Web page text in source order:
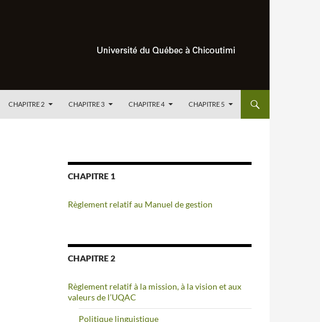
CHAPITRE 2 CHAPITRE 3 CHAPITRE 4 CHAPITRE 5
CHAPITRE 1
Règlement relatif au Manuel de gestion
CHAPITRE 2
Règlement relatif à la mission, à la vision et aux
valeurs de l’UQAC
Politique linguistique